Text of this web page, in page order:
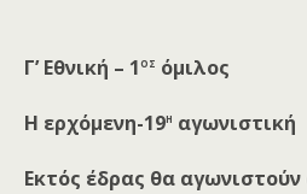
Γ’ Εθνική – 1ος όμιλος
Η ερχόμενη-19η αγωνιστική
Εκτός έδρας θα